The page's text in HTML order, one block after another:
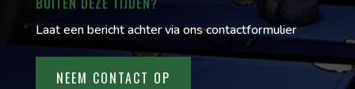
Laat een bericht achter via ons contactformulier
NEEM CONTACT OP